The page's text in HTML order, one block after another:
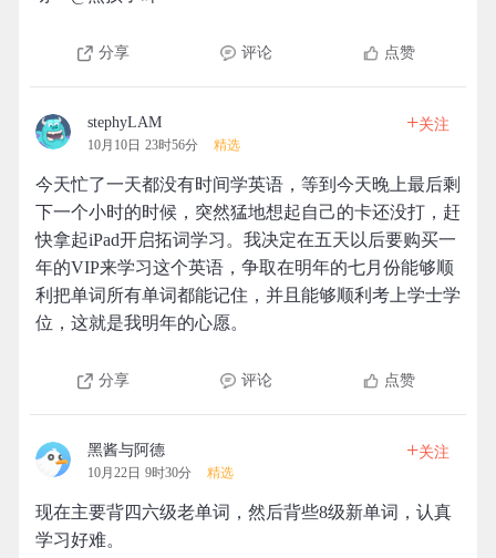
分享 评论 点赞
stephyLAM
10月10日 23时56分 精选
+关注
今天忙了一天都没有时间学英语，等到今天晚上最后剩
下一个小时的时候，突然猛地想起自己的卡还没打，赶
快拿起iPad开启拓词学习。我决定在五天以后要购买一
年的VIP来学习这个英语，争取在明年的七月份能够顺
利把单词所有单词都能记住，并且能够顺利考上学士学
位，这就是我明年的心愿。
分享 评论 点赞
黑酱与阿德
10月22日 9时30分 精选
+关注
现在主要背四六级老单词，然后背些8级新单词，认真
学习好难。